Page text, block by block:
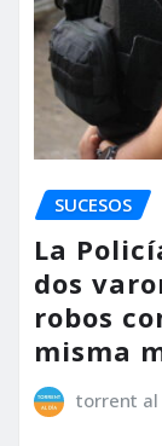
SUCESOS
La
dos
robos
misma
torrent al